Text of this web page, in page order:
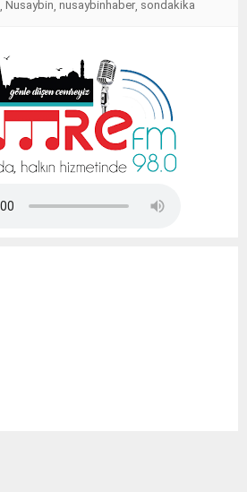
Nusaybin nusaybinhaber sondakika